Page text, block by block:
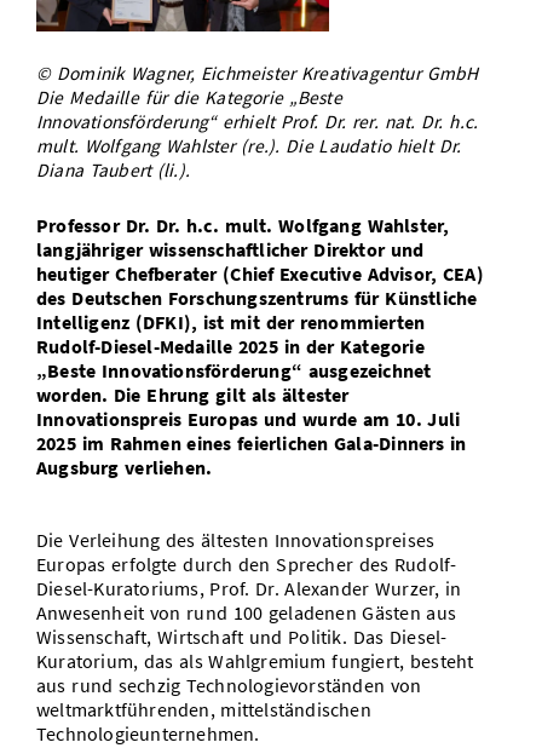
Vom Studium in den Beruf
Study Scheduler
Bibliothek
Open Science/Open Access
Start-ups
IT-Themenabend
Ranking
Zahlen & Fakten
Kontakt
SIC Merchandise
AnsprechpartnerInnen, Personen, Forschungsgruppen
Termine, Vorträge und Veranstaltungen
© Dominik Wagner, Eichmeister Kreativagentur GmbH
Die Medaille für die Kategorie „Beste
Innovationsförderung“ erhielt Prof. Dr. rer. nat. Dr. h.c.
mult. Wolfgang Wahlster (re.). Die Laudatio hielt Dr.
Diana Taubert (li.).
Professor Dr. Dr. h.c. mult. Wolfgang Wahlster,
langjähriger wissenschaftlicher Direktor und
heutiger Chefberater (Chief Executive Advisor, CEA)
des Deutschen Forschungszentrums für Künstliche
Intelligenz (DFKI), ist mit der renommierten
Rudolf-Diesel-Medaille 2025 in der Kategorie
„Beste Innovationsförderung“ ausgezeichnet
worden. Die Ehrung gilt als ältester
Innovationspreis Europas und wurde am 10. Juli
2025 im Rahmen eines feierlichen Gala-Dinners in
Augsburg verliehen.
Die Verleihung des ältesten Innovationspreises
Europas erfolgte durch den Sprecher des Rudolf-
Diesel-Kuratoriums, Prof. Dr. Alexander Wurzer, in
Anwesenheit von rund 100 geladenen Gästen aus
Wissenschaft, Wirtschaft und Politik. Das Diesel-
Kuratorium, das als Wahlgremium fungiert, besteht
aus rund sechzig Technologievorständen von
weltmarktführenden, mittelständischen
Technologieunternehmen.